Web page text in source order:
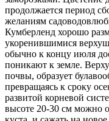
продолжается период
желаниям
Кумберленд хорошо
укоренившимися
обычно к концу июля
поникают к земле.
почвы, образует
превращаясь к сроку
развитой корневой
высоте 20-30 см можно